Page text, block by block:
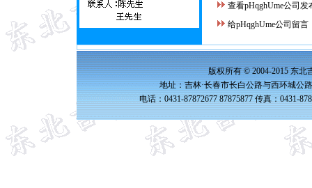
查看pHqghUme公司发
给pHqghUme公司留言
版权所有 © 2004-2015 东北
地址：吉林·长春市长白公路与西环城公
电话：0431-87872677 87875877 传真：0431-